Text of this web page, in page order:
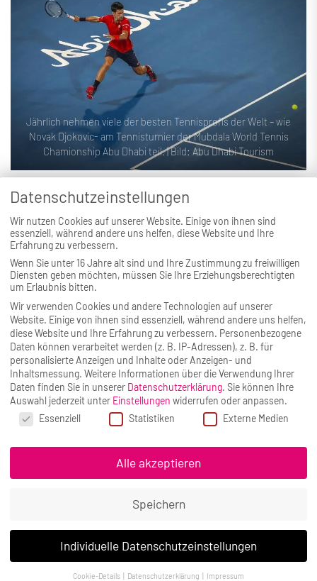
Jährlich nehmen viele der besten Tennisprofis der Welt – wie
Novak Djokovic- am Tennisturnier der Mubdala World Tennis
Chamionship Abu Dhabi teil. | Bild: Abu Dhabi Tourism
War diese Seite hilfreich?
Ja Nein
Neues aus demAbu Dhabi BLOG
keyboard_arrow_left
Drehscheibe für Zugreisen in den VAE
Seit Ende Juni 2026 sind die ersten Passagierzüge
keyboard_arrow_right
Datenschutzeinstellungen
Wir nutzen Cookies auf unserer Website. Einige von ihnen sind
essenziell, während andere uns helfen, diese Website und Ihre
Erfahrung zu verbessern.
Wenn Sie unter 16 Jahre alt sind und Ihre Zustimmung zu freiwilligen
Diensten geben möchten, müssen Sie Ihre Erziehungsberechtigten
um Erlaubnis bitten.
Wir verwenden Cookies und andere Technologien auf unserer
Website. Einige von ihnen sind essenziell, während andere uns helfen,
diese Website und Ihre Erfahrung zu verbessern. Personenbezogene
Daten können verarbeitet werden (z. B. IP-Adressen), z. B. für
personalisierte Anzeigen und Inhalte oder Anzeigen- und
Inhaltsmessung. Weitere Informationen über die Verwendung Ihrer
Daten finden Sie in unserer Datenschutzerklärung. Sie können Ihre
Auswahl jederzeit unter Einstellungen widerrufen oder anpassen.
Datenschutzeinstellungen
Essenziell Statistiken Externe Medien
Alle akzeptieren
Speichern
Individuelle Datenschutzeinstellungen
Cookie-Details Datenschutzerklärung Impressum